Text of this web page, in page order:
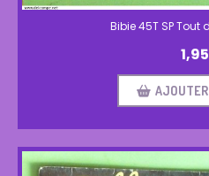
Bibie 45T SP Tout
1,95